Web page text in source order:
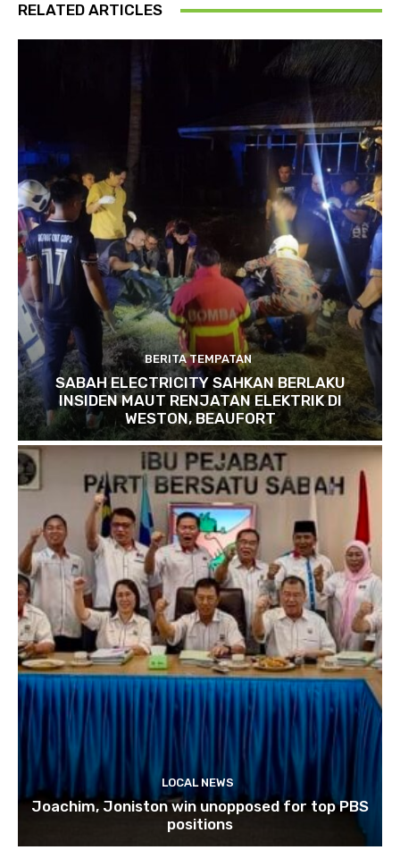
RELATED ARTICLES
BERITA TEMPATAN
SABAH ELECTRICITY SAHKAN BERLAKU
INSIDEN MAUT RENJATAN ELEKTRIK DI
WESTON, BEAUFORT
LOCAL NEWS
Joachim, Joniston win unopposed for top PBS
positions